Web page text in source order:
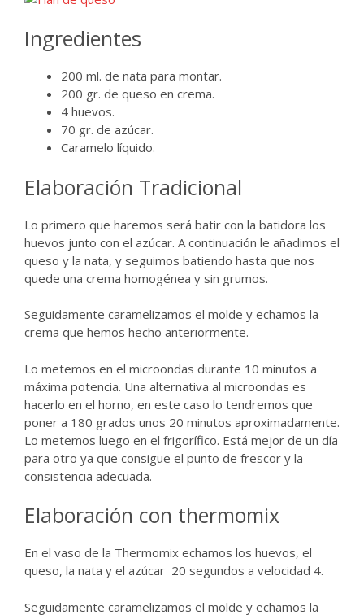
Ingredientes
200 ml. de nata para montar.
200 gr. de queso en crema.
4 huevos.
70 gr. de azúcar.
Caramelo líquido.
Elaboración Tradicional
Lo primero que haremos será batir con la batidora los
huevos junto con el azúcar. A continuación le añadimos el
queso y la nata, y seguimos batiendo hasta que nos
quede una crema homogénea y sin grumos.
Seguidamente caramelizamos el molde y echamos la
crema que hemos hecho anteriormente.
Lo metemos en el microondas durante 10 minutos a
máxima potencia. Una alternativa al microondas es
hacerlo en el horno, en este caso lo tendremos que
poner a 180 grados unos 20 minutos aproximadamente.
Lo metemos luego en el frigorífico. Está mejor de un día
para otro ya que consigue el punto de frescor y la
consistencia adecuada.
Elaboración con thermomix
En el vaso de la Thermomix echamos los huevos, el
queso, la nata y el azúcar 20 segundos a velocidad 4.
Seguidamente caramelizamos el molde y echamos la